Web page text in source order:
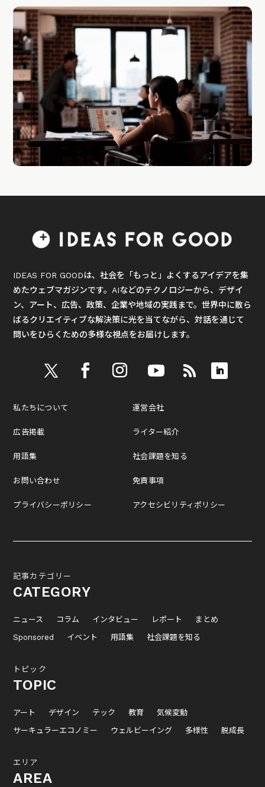
IDEAS FOR GOODは、社会を「もっと」よくするアイデアを集
めたウェブマガジンです。AIなどのテクノロジーから、デザイ
ン、アート、広告、政策、企業や地域の実践まで。世界中に散ら
ばるクリエイティブな解決策に光を当てながら、対話を通じて
問いをひらくための多様な視点をお届けします。
私たちについて
広告掲載
用語集
お問い合わせ
プライバシーポリシー
運営会社
ライター紹介
社会課題を知る
免責事項
アクセシビリティポリシー
記事カテゴリー
CATEGORY
ニュース コラム インタビュー レポート
まとめ
Sponsored
イベント 用語集 社会課題を知る
トピック
TOPIC
アート デザイン テック 教育
気候変動
サーキュラーエコノミー
ウェルビーイング 多様性 脱成長
エリア
AREA